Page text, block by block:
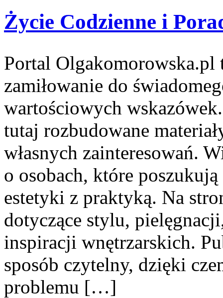
Życie Codzienne i
Portal Olgakomorowska.pl
zamiłowanie do
wartościowych
tutaj rozbudowane
własnych zainteresowań.
o osobach, które
estetyki z praktyką. Na
dotyczące stylu,
inspiracji wnętrzarskich.
sposób czytelny, dzięki
problemu […]